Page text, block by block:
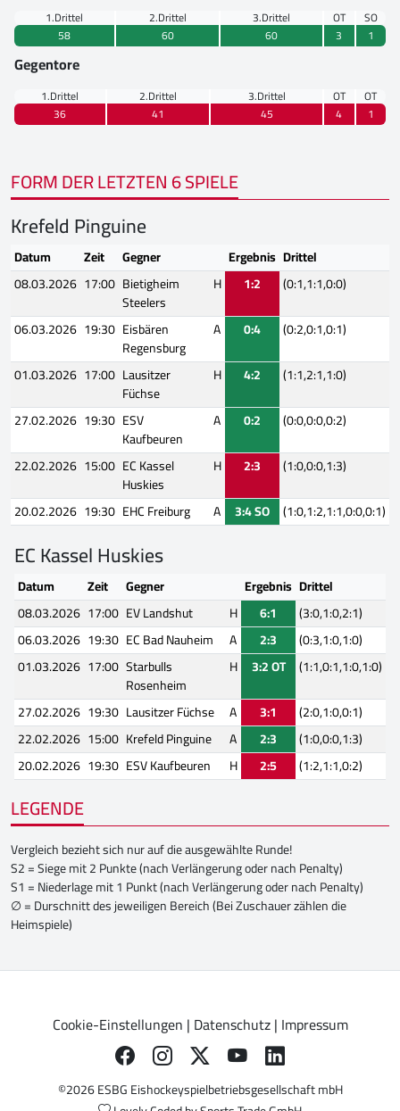
1.Drittel 2.Drittel 3.Drittel OT
SO
58
60 60 3 1
Gegentore
1.Drittel 2.Drittel 3.Drittel OT
OT
36
41 45 4 1
FORM DER LETZTEN 6 SPIELE
Krefeld Pinguine
Datum Zeit Gegner Ergebnis Drittel
08.03.2026 17:00 Bietigheim
Steelers
H 1:2
(0:1,1:1,0:0)
06.03.2026 19:30 Eisbären
Regensburg
A 0:4
(0:2,0:1,0:1)
01.03.2026 17:00 Lausitzer
Füchse
H 4:2
(1:1,2:1,1:0)
27.02.2026 19:30 ESV
Kaufbeuren
A 0:2
(0:0,0:0,0:2)
22.02.2026 15:00 EC Kassel
Huskies
H 2:3
(1:0,0:0,1:3)
20.02.2026 19:30 EHC Freiburg A 3:4 SO (1:0,1:2,1:1,0:0,0:1)
EC Kassel Huskies
Datum Zeit Gegner Ergebnis Drittel
08.03.2026 17:00 EV Landshut H 6:1
(3:0,1:0,2:1)
06.03.2026 19:30 EC Bad Nauheim A 2:3
(0:3,1:0,1:0)
01.03.2026 17:00 Starbulls
Rosenheim
H 3:2 OT (1:1,0:1,1:0,1:0)
27.02.2026 19:30 Lausitzer Füchse A 3:1
(2:0,1:0,0:1)
22.02.2026 15:00 Krefeld Pinguine A 2:3
(1:0,0:0,1:3)
20.02.2026 19:30 ESV Kaufbeuren H 2:5 (1:2,1:1,0:2)
LEGENDE
Vergleich bezieht sich nur auf die ausgewählte Runde!
S2 = Siege mit 2 Punkte (nach Verlängerung oder nach Penalty)
S1 = Niederlage mit 1 Punkt (nach Verlängerung oder nach Penalty)
∅ = Durschnitt des jeweiligen Bereich (Bei Zuschauer zählen die
Heimspiele)
Cookie-Einstellungen | Datenschutz| Impressum
©2026 ESBG Eishockeyspielbetriebsgesellschaft mbH